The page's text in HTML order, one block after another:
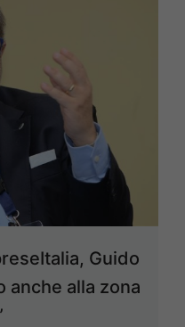
Guido
anche alla zona